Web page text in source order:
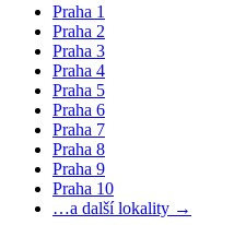
Praha 1
Praha 2
Praha 3
Praha 4
Praha 5
Praha 6
Praha 7
Praha 8
Praha 9
Praha 10
…a další lokality →